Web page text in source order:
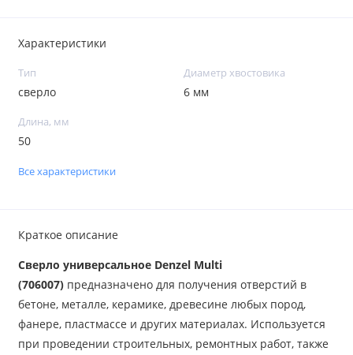
Характеристики
Тип
сверло
Диаметр хвостовика
6 мм
Длина, мм
50
Все характеристики
Краткое описание
Сверло универсальное Denzel Multi
(706007)предназначено для получения отверстий в
бетоне, металле, керамике, древесине любых пород,
фанере, пластмассе и других материалах. Используется
при проведении строительных, ремонтных работ, также